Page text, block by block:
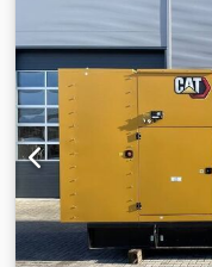
compartimento de
sim Capacidade do
produção: CN Entre
mais informações. =
Dcodozc Dvyopfx
Caminhão-tanque